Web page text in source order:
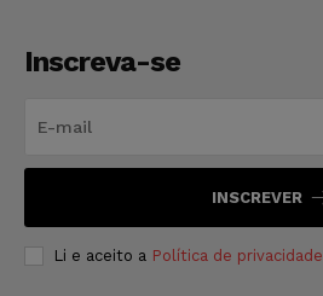
Inscreva-se
INSCREVER
Li e aceito a Política de privacidade